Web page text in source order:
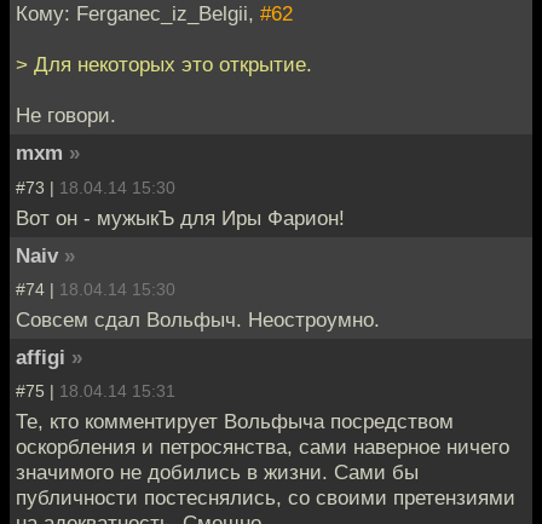
Кому: Ferganec_iz_Belgii, #62
> Для некоторых это открытие.
Не говори.
mxm »
#73 | 18.04.14 15:30
Вот он - мужыкЪ для Иры Фарион!
Naiv »
#74 | 18.04.14 15:30
Совсем сдал Вольфыч. Неостроумно.
affigi »
#75 | 18.04.14 15:31
Те, кто комментирует Вольфыча посредством
оскорбления и петросянства, сами наверное ничего
значимого не добились в жизни. Сами бы
публичности постеснялись, со своими претензиями